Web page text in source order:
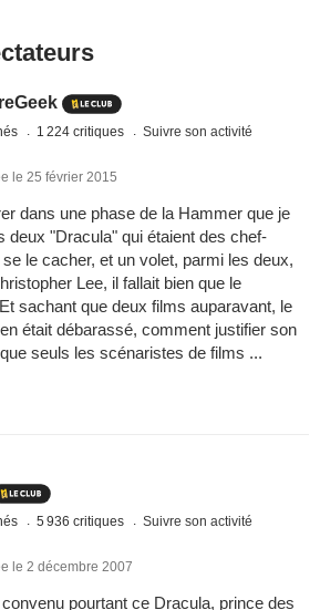
1 224 critiques Suivre son activité
le 25 février 2015
dans une phase de la Hammer que je
deux "Dracula" qui étaient des chef-
le cacher, et un volet, parmi les deux,
Lee, il fallait bien que le
sachant que deux films auparavant, le
était débarassé, comment justifier son
seuls les scénaristes de films ...
5 936 critiques Suivre son activité
le 2 décembre 2007
pourtant ce Dracula, prince des